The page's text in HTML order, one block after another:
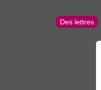
Des lettres